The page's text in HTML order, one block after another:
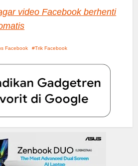
video Facebook berhenti
Facebook Trik Facebook